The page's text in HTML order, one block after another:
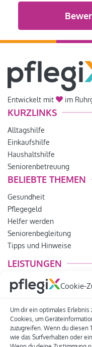
Cookie-
Um dir ein optimales
Cookies, um
zuzugreifen. Wenn du diesen
wie das Surfverhalten oder
Entwickelt mit im
KURZLINKS
Alltagshilfe
Einkaufshilfe
Haushaltshilfe
Seniorenbetreuung
BELIEBTE THEMEN
Gesundheit
Pflegegeld
Helfer werden
Seniorenbegleitung
Tipps und Hinweise
LEISTUNGEN
Lebensfreude
Betreuungsdienst
Pflegeberatung
Pflegedienst
für Pflegedienste